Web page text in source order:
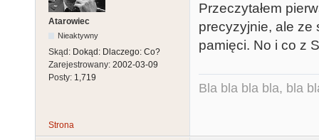
Atarowiec
Nieaktywny
Skąd: Dokąd: Dlaczego: Co?
Zarejestrowany: 2002-03-09
Posty: 1,719
Przeczytałem
precyzyjnie, ale ze
pamięci. No i co z
Bla bla bla bla, bla
Strona